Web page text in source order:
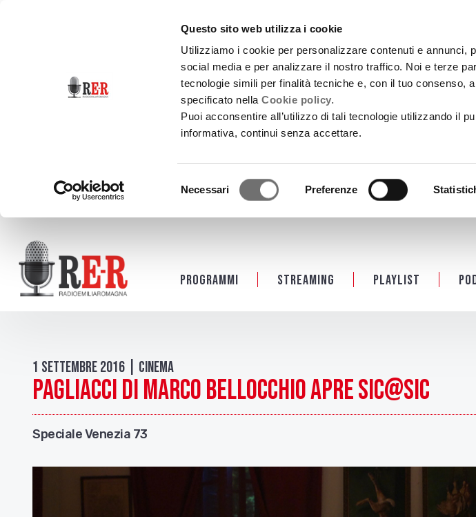
Questo sito web utilizza i cookie
Utilizziamo i cookie per personalizzare contenuti e annunci,
social media e per analizzare il nostro traffico. Noi e terze
tecnologie simili per finalità tecniche e, con il tuo consenso,
specificato nellaCookie policy.
Puoi acconsentire all’utilizzo di tali tecnologie utilizzando il
informativa, continui senza accettare.
Necessari Preferenze
Programmi Streaming Playlist
1 Settembre 2016 | Cinema
Pagliacci di Marco Bellocchio apre Sic@Sic
Speciale Venezia 73